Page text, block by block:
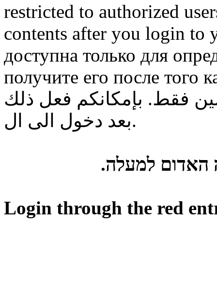
restricted to authorized
contents after you login to
доступна только для
получите его после того
فقط. بإمكانكم فعل ذلك
بعد دخول الى ال.
האדום למעלה.
Login through the red